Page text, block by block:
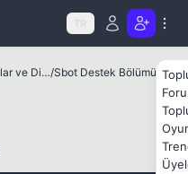
TR
iSro Ücretsiz Botlar ve Diğer Programlar/Sbot Destek Bölümü